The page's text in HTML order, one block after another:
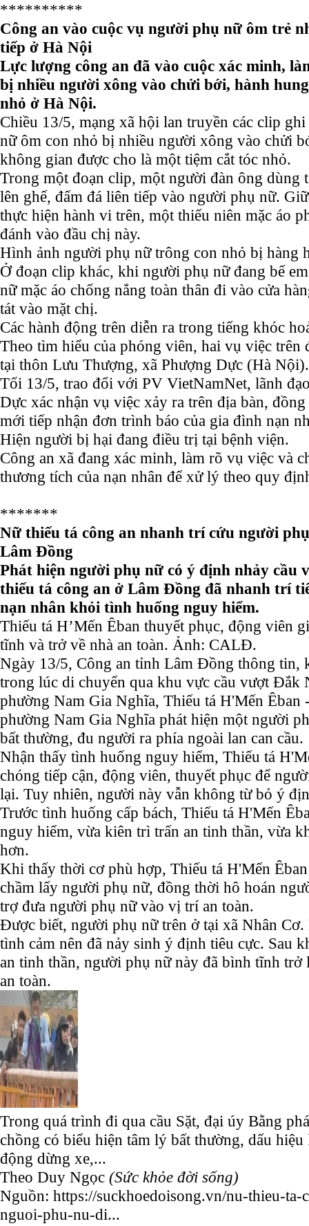
**********
Công an vào cuộc vụ người phụ nữ ôm trẻ
tiếp ở Hà Nội
Lực lượng công an đã vào cuộc xác minh,
bị nhiều người xông vào chửi bới, hành
nhỏ ở Hà Nội.
Chiều 13/5, mạng xã hội lan truyền các clip
nữ ôm con nhỏ bị nhiều người xông vào chửi
không gian được cho là một tiệm cắt tóc nhỏ.
Trong một đoạn clip, một người đàn ông dùng
lên ghế, đấm đá liên tiếp vào người phụ nữ.
thực hiện hành vi trên, một thiếu niên mặc áo
đánh vào đầu chị này.
Hình ảnh người phụ nữ trông con nhỏ bị hàng
Ở đoạn clip khác, khi người phụ nữ đang bế
nữ mặc áo chống nắng toàn thân đi vào cửa
tát vào mặt chị.
Các hành động trên diễn ra trong tiếng khóc
Theo tìm hiểu của phóng viên, hai vụ việc trên
tại thôn Lưu Thượng, xã Phượng Dực (Hà
Tối 13/5, trao đổi với PV VietNamNet, lãnh
Dực xác nhận vụ việc xảy ra trên địa bàn,
mới tiếp nhận đơn trình báo của gia đình nạn
Hiện người bị hại đang điều trị tại bệnh viện.
Công an xã đang xác minh, làm rõ vụ việc và
thương tích của nạn nhân để xử lý theo quy
*******
Nữ thiếu tá công an nhanh trí cứu người
Lâm Đồng
Phát hiện người phụ nữ có ý định nhảy cầu
thiếu tá công an ở Lâm Đồng đã nhanh trí
nạn nhân khỏi tình huống nguy hiểm.
Thiếu tá H’Mến Êban thuyết phục, động viên
tĩnh và trở về nhà an toàn. Ảnh: CALĐ.
Ngày 13/5, Công an tỉnh Lâm Đồng thông tin,
trong lúc di chuyển qua khu vực cầu vượt Đắk
phường Nam Gia Nghĩa, Thiếu tá H'Mến Êban
phường Nam Gia Nghĩa phát hiện một người
bất thường, đu người ra phía ngoài lan can cầu.
Nhận thấy tình huống nguy hiểm, Thiếu tá
chóng tiếp cận, động viên, thuyết phục để
lại. Tuy nhiên, người này vẫn không từ bỏ ý
Trước tình huống cấp bách, Thiếu tá H'Mến
nguy hiểm, vừa kiên trì trấn an tinh thần, vừa
hơn.
Khi thấy thời cơ phù hợp, Thiếu tá H'Mến
chầm lấy người phụ nữ, đồng thời hô hoán
trợ đưa người phụ nữ vào vị trí an toàn.
Được biết, người phụ nữ trên ở tại xã Nhân
tình cảm nên đã nảy sinh ý định tiêu cực. Sau
an tinh thần, người phụ nữ này đã bình tĩnh trở
an toàn.
Trong quá trình đi qua cầu Sặt, đại úy Bằng
chồng có biểu hiện tâm lý bất thường, dấu
động dừng xe,...
Theo Duy Ngọc (Sức khỏe đời sống)
Nguồn: https://suckhoedoisong.vn/nu-thieu-
nguoi-phu-nu-di...